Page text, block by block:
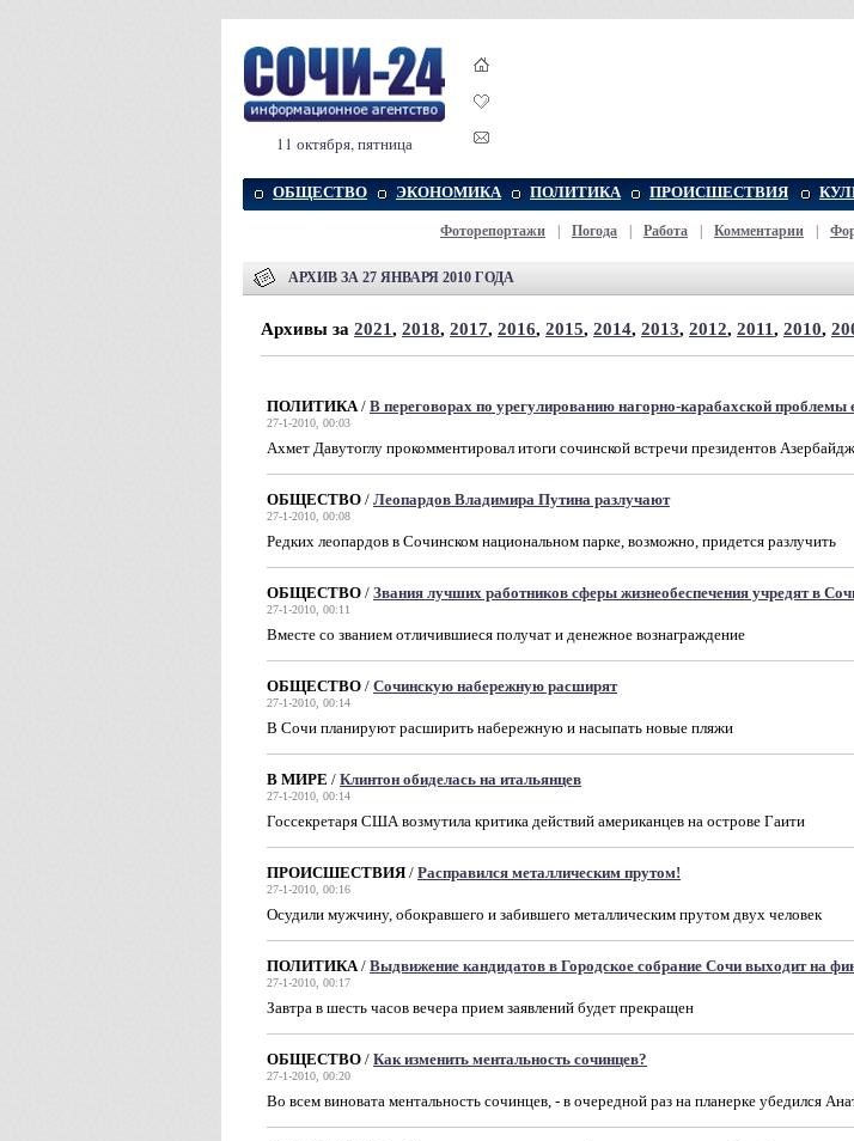
11 октября, пятница
ОБЩЕСТВО ЭКОНОМИКА ПОЛИТИКА ПРОИСШЕСТВИЯ
Фоторепортажи Погода Работа Комментарии
АРХИВ ЗА 27 ЯНВАРЯ 2010 ГОДА
Архивы за 2021, 2018, 2017, 2016, 2015, 2014, 2013, 2012, 2011, 2010,
ПОЛИТИКА/ В переговорах по урегулированию нагорно-карабахской проблемы
27-1-2010, 00:03
Ахмет Давутоглу прокомментировал итоги сочинской встречи президентов
ОБЩЕСТВО / Леопардов Владимира Путина разлучают
27-1-2010, 00:08
Редких леопардов в Сочинском национальном парке, возможно, придется разлучить
ОБЩЕСТВО / Звания лучших работников сферы жизнеобеспечения учредят в
27-1-2010, 00:11
Вместе со званием отличившиеся получат и денежное вознаграждение
ОБЩЕСТВО / Сочинскую набережную расширят
27-1-2010, 00:14
В Сочи планируют расширить набережную и насыпать новые пляжи
В МИРЕ / Клинтон обиделась на итальянцев
27-1-2010, 00:14
Госсекретаря США возмутила критика действий американцев на острове Гаити
ПРОИСШЕСТВИЯ / Расправился металлическим прутом!
27-1-2010, 00:16
Осудили мужчину, обокравшего и забившего металлическим прутом двух человек
ПОЛИТИКА/ Выдвижение кандидатов в Городское собрание Сочи выходит на
27-1-2010, 00:17
Завтра в шесть часов вечера прием заявлений будет прекращен
ОБЩЕСТВО / Как изменить ментальность сочинцев?
27-1-2010, 00:20
Во всем виновата ментальность сочинцев, - в очередной раз на планерке убедился